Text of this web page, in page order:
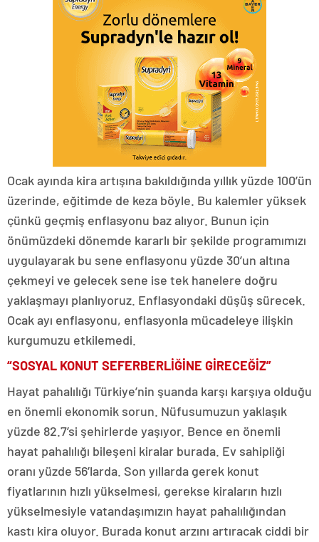
Ocak ayında kira artışına bakıldığında yıllık yüzde 100’ün
üzerinde, eğitimde de keza böyle. Bu kalemler yüksek
çünkü geçmiş enflasyonu baz alıyor. Bunun için
önümüzdeki dönemde kararlı bir şekilde programımızı
uygulayarak bu sene enflasyonu yüzde 30’un altına
çekmeyi ve gelecek sene ise tek hanelere doğru
yaklaşmayı planlıyoruz. Enflasyondaki düşüş sürecek.
Ocak ayı enflasyonu, enflasyonla mücadeleye ilişkin
kurgumuzu etkilemedi.
“SOSYAL KONUT SEFERBERLİĞİNE GİRECEĞİZ”
Hayat pahalılığı Türkiye’nin şuanda karşı karşıya olduğu
en önemli ekonomik sorun. Nüfusumuzun yaklaşık
yüzde 82.7’si şehirlerde yaşıyor. Bence en önemli
hayat pahalılığı bileşeni kiralar burada. Ev sahipliği
oranı yüzde 56’larda. Son yıllarda gerek konut
fiyatlarının hızlı yükselmesi, gerekse kiraların hızlı
yükselmesiyle vatandaşımızın hayat pahalılığından
kastı kira oluyor. Burada konut arzını artıracak ciddi bir